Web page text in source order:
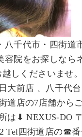
八千代市・四街
容院をお探しなら
しくださいませ。
大前店 、八千代
道店の7店舗から
は⬇︎ NEXUS-DO
Tel四街道店の☎︎